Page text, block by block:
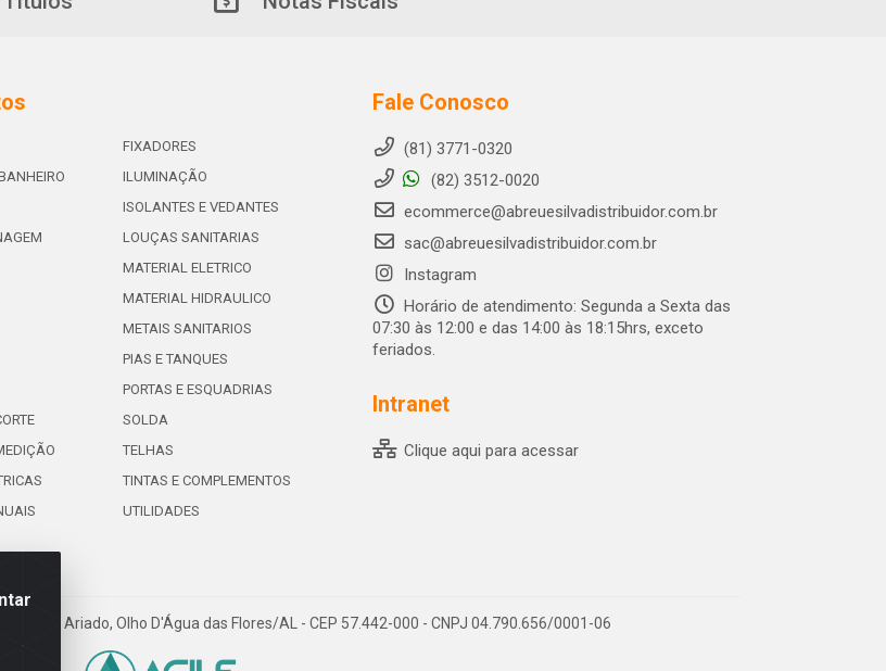
FIXADORES
ILUMINAÇÃO
ISOLANTES E VEDANTES
LOUÇAS SANITARIAS
MATERIAL ELETRICO
MATERIAL HIDRAULICO
METAIS SANITARIOS
PIAS E TANQUES
PORTAS E ESQUADRIAS
SOLDA
TELHAS
TINTAS E COMPLEMENTOS
UTILIDADES
Fale Conosco
(81) 3771-0320
(82) 3512-0020
ecommerce@abreuesilvadistribuidor.com.br
sac@abreuesilvadistribuidor.com.br
Instagram
Horário de atendimento: Segunda a Sexta das
07:30 às 12:00 e das 14:00 às 18:15hrs, exceto
feriados.
Intranet
Clique aqui para acessar
265 - Ariado, Olho D'Água das Flores/AL - CEP 57.442-000 - CNPJ 04.790.656/0001-06